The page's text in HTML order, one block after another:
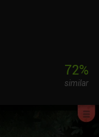
algunos niveles son
correcta.
cuesta 7,99 € en
72%
similar